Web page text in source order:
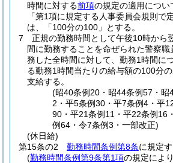
時間に対する前項の規定の適用につい
「第1項に規定する人事委員会規則で
は、「100分の100」とする。
7
正規の勤務時間として午後10時から
間に勤務することを命ぜられた警察
務した全時間に対して、勤務1時間に
る勤務1時間当たりの給与額の100分
支給する。
(昭40条例20・昭44条例57・昭
2・平5条例30・平7条例4・平
90・平21条例11・平22条例16
例64・令7条例3・一部改正)
(休日給)
第15条の2
勤務時間条例第8条に規定
(勤務時間条例第9条第1項の規定によ